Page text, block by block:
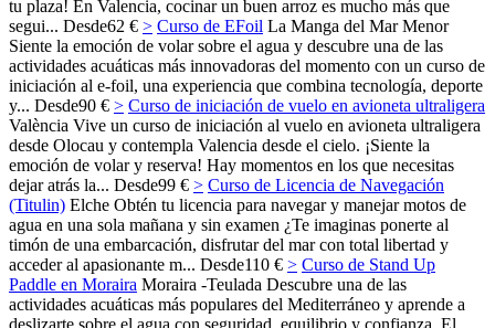
tu plaza! En Valencia, cocinar un buen arroz es mucho más que
segui... Desde62 € > Curso de EFoil La Manga del Mar Menor
Siente la emoción de volar sobre el agua y descubre una de las
actividades acuáticas más innovadoras del momento con un curso de
iniciación al e-foil, una experiencia que combina tecnología, deporte
y... Desde90 € > Curso de iniciación de vuelo en avioneta ultraligera
València Vive un curso de iniciación al vuelo en avioneta ultraligera
desde Olocau y contempla Valencia desde el cielo. ¡Siente la
emoción de volar y reserva! Hay momentos en los que necesitas
dejar atrás la... Desde99 € > Curso de Licencia de Navegación
(Titulin) Elche Obtén tu licencia para navegar y manejar motos de
agua en una sola mañana y sin examen ¿Te imaginas ponerte al
timón de una embarcación, disfrutar del mar con total libertad y
acceder al apasionante m... Desde110 € > Curso de Stand Up
Paddle en Moraira Moraira -Teulada Descubre una de las
actividades acuáticas más populares del Mediterráneo y aprende a